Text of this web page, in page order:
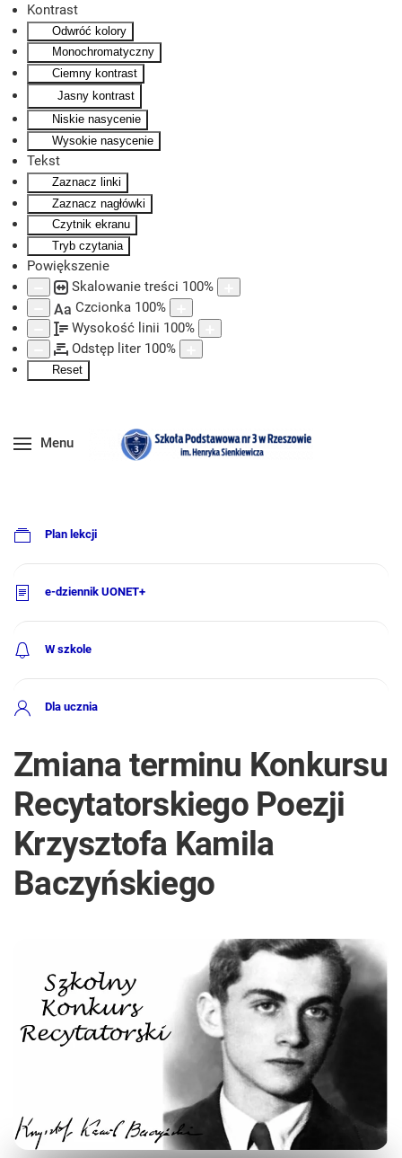
Kontrast
Odwróć kolory
Monochromatyczny
Ciemny kontrast
Jasny kontrast
Niskie nasycenie
Wysokie nasycenie
Tekst
Zaznacz linki
Zaznacz nagłówki
Czytnik ekranu
Tryb czytania
Powiększenie
Skalowanie treści 100%
Aa Czcionka 100%
Wysokość linii 100%
Odstęp liter 100%
Reset
Skip to main content
Menu
Plan lekcji
e-dziennik UONET+
W szkole
Dla ucznia
Zmiana terminu Konkursu
Recytatorskiego Poezji
Krzysztofa Kamila
Baczyńskiego